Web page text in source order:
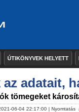
ÚTIKÖNYVEK HELYETT
adatait,
tömegeket
06-04 22:17:00 | Nyomtatás